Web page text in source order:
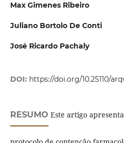
Max Gimenes Ribeiro
Juliano Bortolo De Conti
José Ricardo Pachaly
DOI: https://doi.org/10.25110/
RESUMO Este artigo